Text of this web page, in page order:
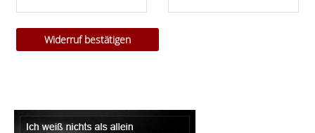
Widerruf bestätigen